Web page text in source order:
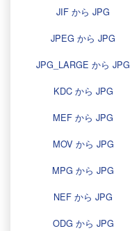
JIF から JPG
JPEG から JPG
JPG_LARGE から JPG
KDC から JPG
MEF から JPG
MOV から JPG
MPG から JPG
NEF から JPG
ODG から JPG